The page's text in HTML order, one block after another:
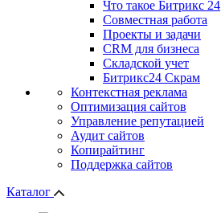
Что такое Битрикс 24
Совместная работа
Проекты и задачи
СRМ для бизнеса
Складской учет
Битрикс24 Скрам
Контекстная реклама
Оптимизация сайтов
Управление репутацией
Аудит сайтов
Копирайтинг
Поддержка сайтов
Каталог